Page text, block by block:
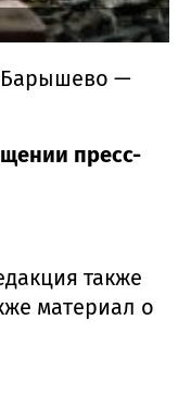
Барышево —
пресс-
также
материал о